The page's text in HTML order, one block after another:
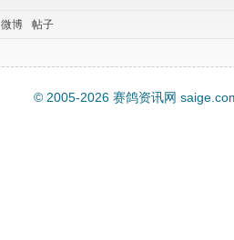
微博 帖子
© 2005-2026 赛鸽资讯网